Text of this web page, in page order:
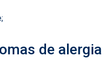
de alergia